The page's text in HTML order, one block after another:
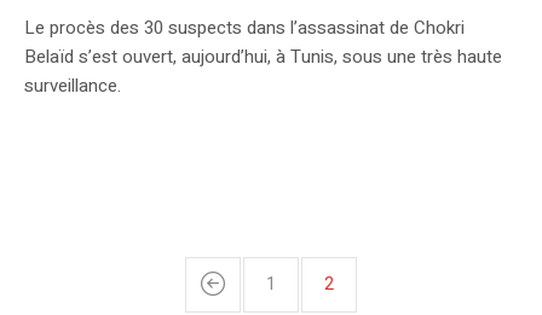
Le procès des 30 suspects dans l’assassinat de Chokri
Belaïd s’est ouvert, aujourd’hui, à Tunis, sous une très haute
surveillance.
1 2